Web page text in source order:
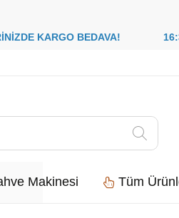
KARGO BEDAVA!
Makinesi Tüm